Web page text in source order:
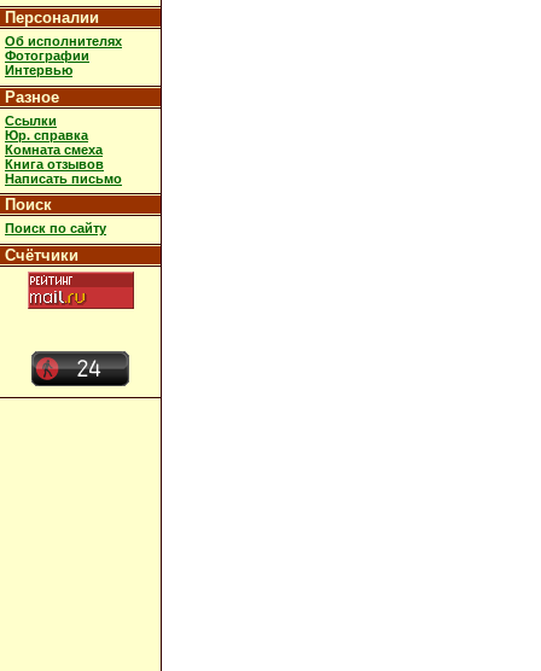
Персоналии
Об исполнителях
Фотографии
Интервью
Разное
Ссылки
Юр. справка
Комната смеха
Книга отзывов
Написать письмо
Поиск
Поиск по сайту
Счётчики